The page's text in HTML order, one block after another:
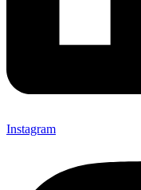
Instagram